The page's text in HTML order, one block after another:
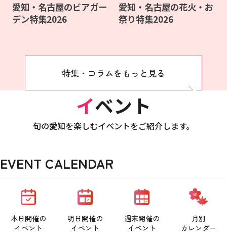
愛知・名古屋のビアガー
デン特集2026
愛知・名古屋の花火・お
祭り特集2026
特集・コラムをもっと見る
イベント
旬の愛知を楽しむイベントをご紹介します。
EVENT CALENDAR
本日開催の
イベント
明日開催の
イベント
週末開催の
イベント
月別
カレンダー